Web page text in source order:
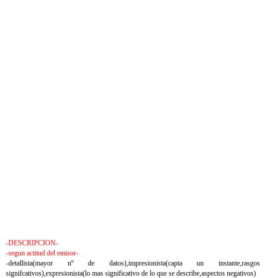
-DESCRIPCION-
-segun actitud del emisor-
-detallista(mayor nº de datos),impresionista(capta un instante,rasgos
signifcativos),expresionista(lo mas significativo de lo que se describe,aspectos negativos)